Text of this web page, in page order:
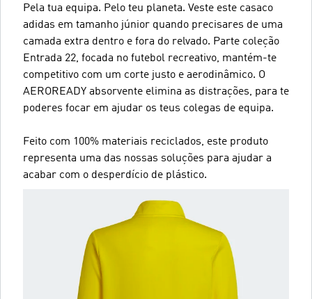
Pela tua equipa. Pelo teu planeta. Veste este casaco
adidas em tamanho júnior quando precisares de uma
camada extra dentro e fora do relvado. Parte coleção
Entrada 22, focada no futebol recreativo, mantém-te
competitivo com um corte justo e aerodinâmico. O
AEROREADY absorvente elimina as distrações, para te
poderes focar em ajudar os teus colegas de equipa.
Feito com 100% materiais reciclados, este produto
representa uma das nossas soluções para ajudar a
acabar com o desperdício de plástico.